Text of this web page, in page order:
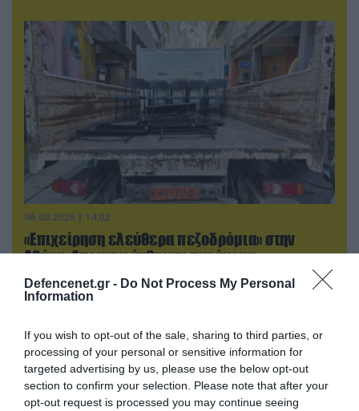
Defencenet.gr - Do Not Process My Personal
Information
If you wish to opt-out of the sale, sharing to third parties, or
processing of your personal or sensitive information for
targeted advertising by us, please use the below opt-out
section to confirm your selection. Please note that after your
opt-out request is processed you may continue seeing
06.08.2026 | 14:02
«Επιχείρηση ελεύθερα πεζοδρόμια» στην
Αθήνα: Απομακρύνθηκαν παράνομα
αντικείμενα από κοινόχρηστους χώρους